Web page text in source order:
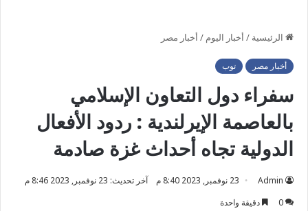
الرئيسية / أخبار اليوم / أخبار مصر
أخبار مصر توب
سفراء دول التعاون الإسلامي
بالعاصمة الإيرلندية : ردود الأفعال
الدولية تجاه أحداث غزة صادمة
Admin 23 نوفمبر, 2023 8:40 م
آخر تحديث: 23 نوفمبر, 2023 8:46 م
0
دقيقة واحدة